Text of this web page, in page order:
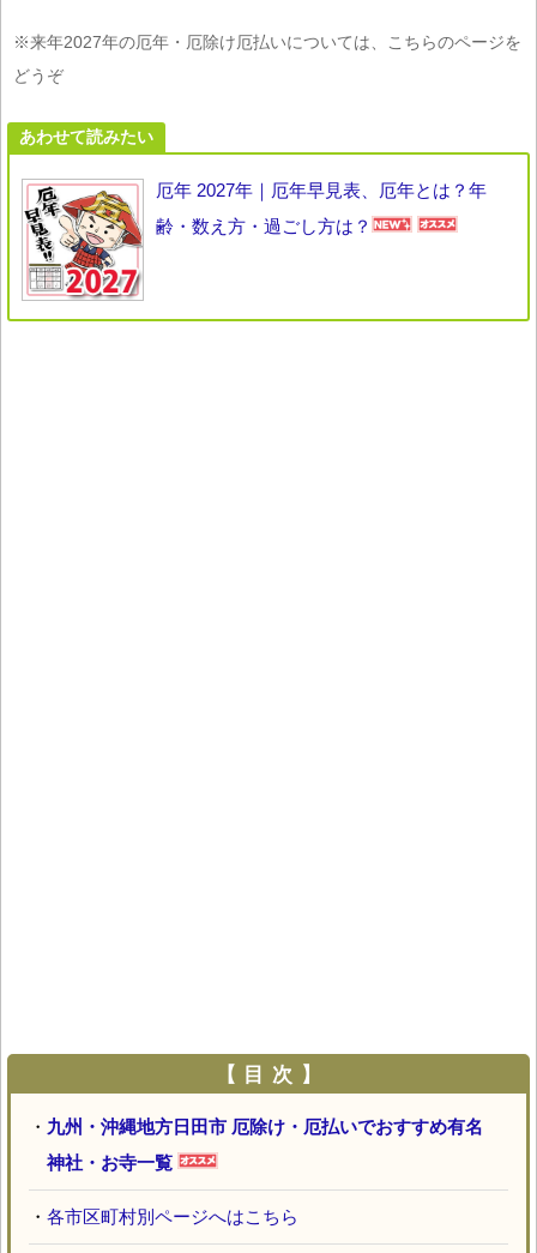
※来年2027年の厄年・厄除け厄払いについては、こちらのページを
どうぞ
あわせて読みたい
厄年 2027年｜厄年早見表、厄年とは？年
齢・数え方・過ごし方は？
【 目 次 】
・ 九州・沖縄地方日田市 厄除け・厄払いでおすすめ有名
神社・お寺一覧
・ 各市区町村別ページへはこちら